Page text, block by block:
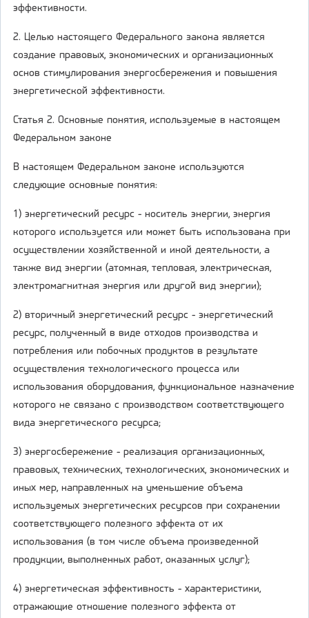
эффективности.
2. Целью настоящего Федерального закона является
создание правовых, экономических и организационных
основ стимулирования энергосбережения и повышения
энергетической эффективности.
Статья 2. Основные понятия, используемые в настоящем
Федеральном законе
В настоящем Федеральном законе используются
следующие основные понятия:
1) энергетический ресурс - носитель энергии, энергия
которого используется или может быть использована при
осуществлении хозяйственной и иной деятельности, а
также вид энергии (атомная, тепловая, электрическая,
электромагнитная энергия или другой вид энергии);
2) вторичный энергетический ресурс - энергетический
ресурс, полученный в виде отходов производства и
потребления или побочных продуктов в результате
осуществления технологического процесса или
использования оборудования, функциональное назначение
которого не связано с производством соответствующего
вида энергетического ресурса;
3) энергосбережение - реализация организационных,
правовых, технических, технологических, экономических и
иных мер, направленных на уменьшение объема
используемых энергетических ресурсов при сохранении
соответствующего полезного эффекта от их
использования (в том числе объема произведенной
продукции, выполненных работ, оказанных услуг);
4) энергетическая эффективность - характеристики,
отражающие отношение полезного эффекта от